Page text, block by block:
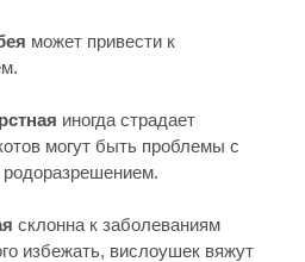
может привести к
иногда страдает
могут быть проблемы с
склонна к заболеваниям
избежать, вислоушек вяжут